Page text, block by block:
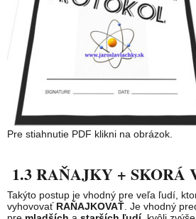
Pre stiahnutie PDF klikni na obrázok.
1.3 RAŇAJKY + SKORÁ
Takýto postup je vhodný pre veľa ľudí,
vyhovovať RAŇAJKOVAŤ . Je vhodný